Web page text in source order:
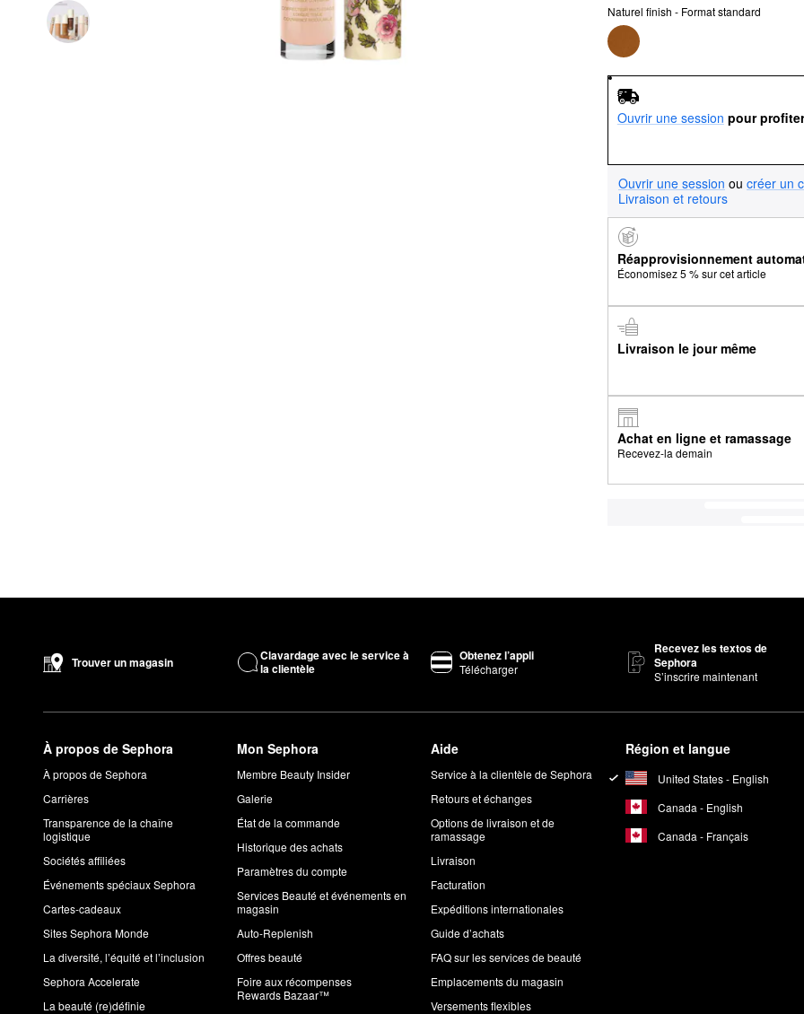
Naturel finish - Format standard
Ouvrir une session pour
Ouvrir une session ou créer un
Livraison et retours
Réapprovisionnement
Économisez 5 % sur cet article
Livraison le jour même
Achat en ligne et ramassage
Recevez-la demain
Trouver un magasin
Clavardage avec le service à
la clientèle
Obtenez l’appli
Télécharger
Recevez les textos de
Sephora
S’inscrire maintenant
À propos de Sephora
À propos de Sephora
Carrières
Transparence de la chaîne
logistique
Sociétés affiliées
Événements spéciaux Sephora
Cartes-cadeaux
Sites Sephora Monde
La diversité, l’équité et l’inclusion
Sephora Accelerate
La beauté (re)définie
Mon Sephora
Membre Beauty Insider
Galerie
État de la commande
Historique des achats
Paramètres du compte
Services Beauté et événements en
magasin
Auto-Replenish
Offres beauté
Foire aux récompenses
Rewards Bazaar™
Aide
Service à la clientèle de Sephora
Retours et échanges
Options de livraison et de
ramassage
Livraison
Facturation
Expéditions internationales
Guide d’achats
FAQ sur les services de beauté
Emplacements du magasin
Versements flexibles
Région et langue
United States - English
Canada - English
Canada - Français